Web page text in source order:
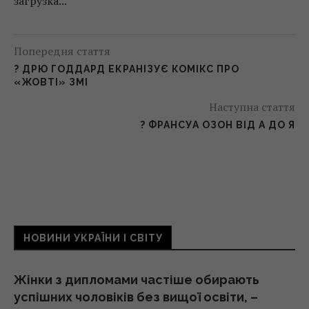
Попередня стаття
? ДРЮ ГОДДАРД ЕКРАНІЗУЄ КОМІКС ПРО
«ЖОВТІ» ЗМІ
Наступна стаття
? ФРАНСУА ОЗОН ВІД А ДО Я
НОВИНИ УКРАЇНИ І СВІТУ
Жінки з дипломами частіше обирають
успішних чоловіків без вищої освіти, –